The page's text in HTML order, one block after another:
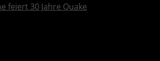
feiert 30 Jahre Quake